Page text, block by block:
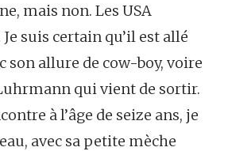
mais non. Les USA
suis certain qu’il est allé
son allure de cow-boy, voire
qui vient de sortir.
à l’âge de seize ans, je
avec sa petite mèche